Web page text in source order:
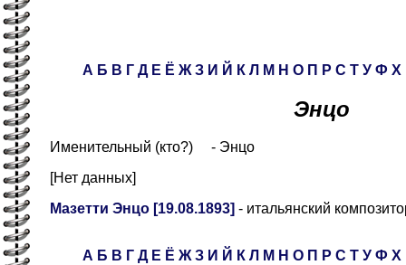
А Б В Г Д Е Ё Ж З И Й К Л М Н О П Р С Т У Ф Х
Энцо
Именительный (кто?) - Энцо
[Нет данных]
Мазетти Энцо [19.08.1893] - итальянский
А Б В Г Д Е Ё Ж З И Й К Л М Н О П Р С Т У Ф Х